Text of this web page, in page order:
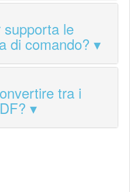
le
di comando?
tra i